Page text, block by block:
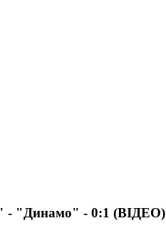
- "Динамо" - 0:1 (ВІДЕО)